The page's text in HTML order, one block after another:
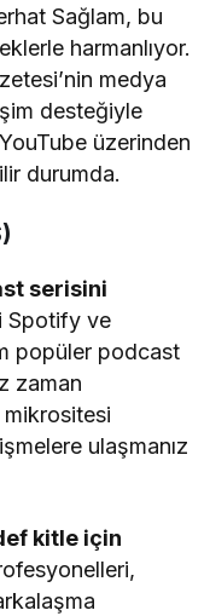
Sağlam, bu
harmanlıyor.
medya
desteğiyle
üzerinden
durumda.
serisini
Spotify ve
popüler podcast
zaman
ulaşmanız
kitle için